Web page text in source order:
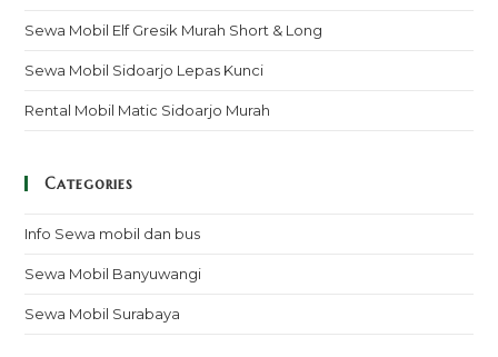
Sewa Mobil Elf Gresik Murah Short & Long
Sewa Mobil Sidoarjo Lepas Kunci
Rental Mobil Matic Sidoarjo Murah
Categories
Info Sewa mobil dan bus
Sewa Mobil Banyuwangi
Sewa Mobil Surabaya